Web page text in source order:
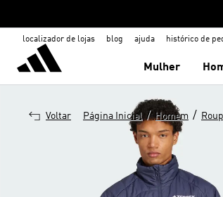
localizador de lojas blog ajuda histórico de
Mulher
Voltar Página Inicial / Homem /